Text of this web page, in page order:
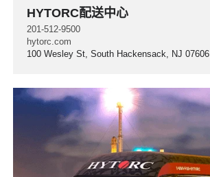
HYTORC配送中心
201-512-9500
hytorc.com
100 Wesley St, South Hackensack, NJ 07606